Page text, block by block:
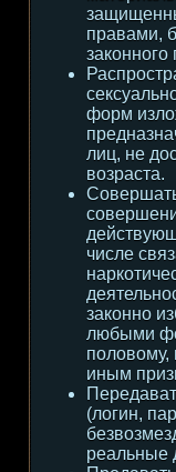
правами,
законного
форм
лиц, не
возраста.
числе
законно
любыми
половому,
иным
(логин,
реальные